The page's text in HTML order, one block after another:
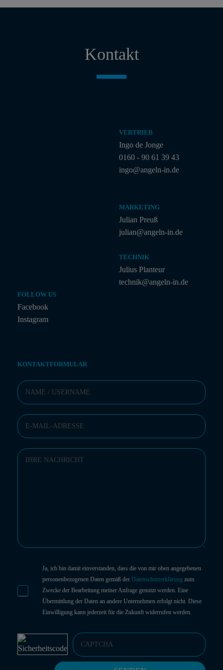
Kontakt
VERTRIEB
Ingo de Jonge
0160 - 90 61 39 43
ingo@angeln-in.de
MARKETING
Julian Preuß
julian@angeln-in.de
TECHNIK
Julius Planteur
technik@angeln-in.de
FOLLOW US
Facebook
Instagram
KONTAKTFORMULAR
Ja, ich bin damit einverstanden, dass die von mir oben angegebenen
personenbezogenen Daten gemäß der Datenschutzerklärung zum
Zwecke der Bearbeitung meiner Anfrage genutzt werden. Eine
Übermittlung der Daten an andere Unternehmen erfolgt nicht. Diese
Einwilligung kann jederzeit für die Zukunft widerrufen werden.